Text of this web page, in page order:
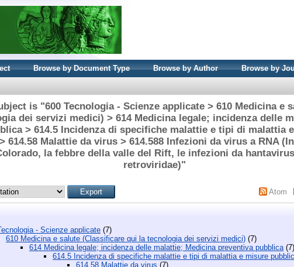
Browse by Document Type Browse by Author Browse by
is "600 Tecnologia - Scienze applicate > 610 Medicina e
dei servizi medici) > 614 Medicina legale; incidenza delle
> 614.5 Incidenza di specifiche malattie e tipi di malattia
614.58 Malattie da virus > 614.588 Infezioni da virus a RNA
la febbre della valle del Rift, le infezioni da
retroviridae)"
Atom
- Scienze applicate (7)
610 Medicina e salute (Classificare qui la tecnologia dei servizi medici) (7)
614 Medicina legale; incidenza delle malattie; Medicina preventiva pubblica (7)
614.5 Incidenza di specifiche malattie e tipi di malattia e misure
614.58 Malattie da virus (7)